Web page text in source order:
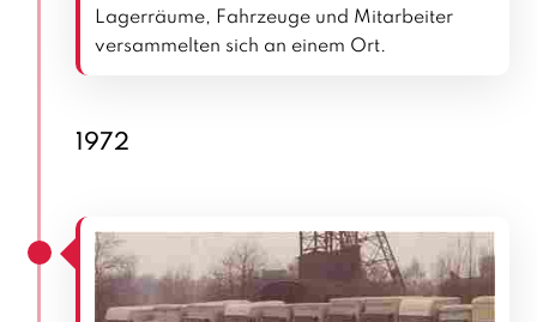
Lagerräume, Fahrzeuge und Mitarbeiter
versammelten sich an einem Ort.
1972